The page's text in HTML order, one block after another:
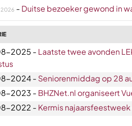
- Duitse bezoeker gewond in
2025 - Laatste twee avonden
2024 - Seniorenmiddag op 28
2023 - BHZNet.nl organiseert
2022 - Kermis